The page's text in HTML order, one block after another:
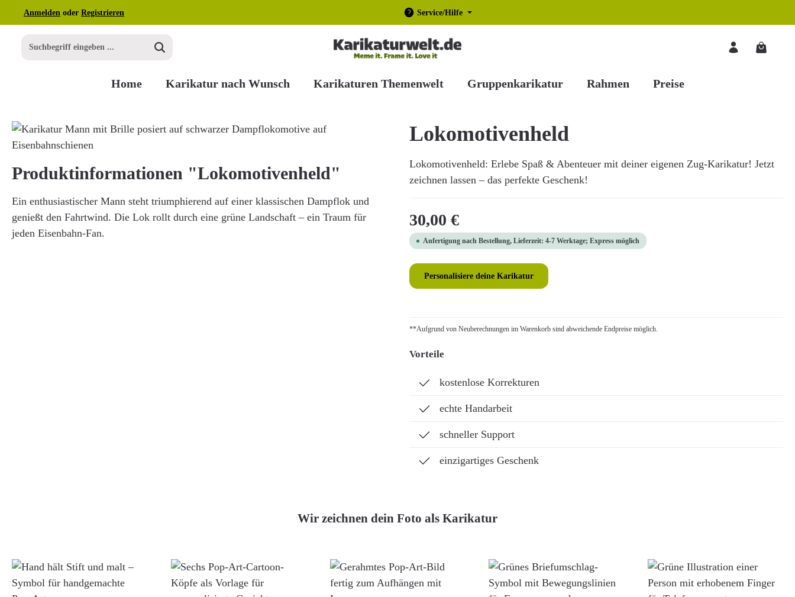
Hauptinhalt springen
Zur Suche springen
Zur Hauptnavigation springen
Anmelden oder Registrieren Service/Hilfe
Home Karikatur nach Wunsch Karikaturen Themenwelt Gruppenkarikatur Rahmen Preise
Bildergalerie überspringen Lokomotivenheld
Lokomotivenheld: Erlebe Spaß & Abenteuer mit deiner eigenen Zug-Karikatur! Jetzt
zeichnen lassen – das perfekte Geschenk!
Regulärer Preis:
30,00 €
Anfertigung nach Bestellung, Lieferzeit: 4-7 Werktage; Express möglich
Personalisiere deine Karikatur
**Aufgrund von Neuberechnungen im Warenkorb sind abweichende Endpreise möglich.
Vorteile
kostenlose Korrekturen
echte Handarbeit
schneller Support
einzigartiges Geschenk
Produktinformationen "Lokomotivenheld"
Ein enthusiastischer Mann steht triumphierend auf einer klassischen Dampflok und
genießt den Fahrtwind. Die Lok rollt durch eine grüne Landschaft – ein Traum für
jeden Eisenbahn-Fan.
Wir zeichnen dein Foto als Karikatur